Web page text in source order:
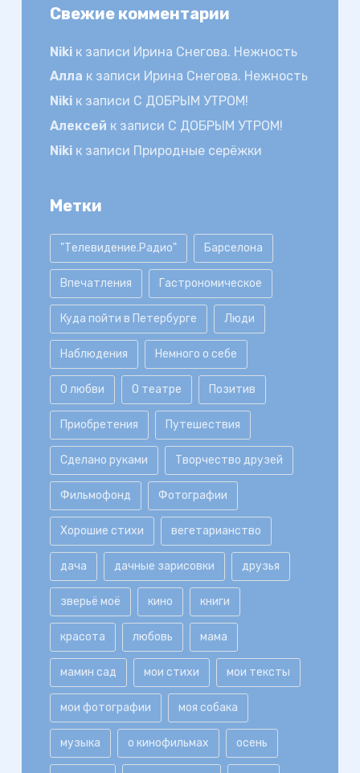
Свежие комментарии
Nikiк записи Ирина Снегова. Нежность
Алла к записи Ирина Снегова. Нежность
Nikiк записи С ДОБРЫМ УТРОМ!
Алексей к записи С ДОБРЫМ УТРОМ!
Nikiк записи Природные серёжки
Метки
"Телевидение.Радио" Барселона
Впечатления Гастрономическое
Куда пойти в Петербурге Люди
Наблюдения Немного о себе
О любви О театре Позитив
Приобретения Путешествия
Сделано руками Творчество друзей
Фильмофонд Фотографии
Хорошие стихи вегетарианство
дача дачные зарисовки друзья
зверьё моё кино книги
красота любовь мама
мамин сад мои стихи мои тексты
мои фотографии моя собака
музыка о кинофильмах осень